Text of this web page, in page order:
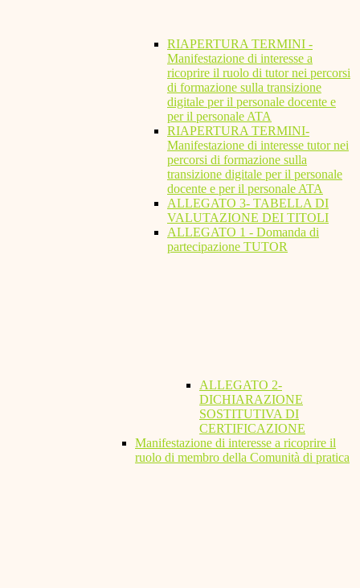
RIAPERTURA TERMINI -
Manifestazione di interesse a
ricoprire il ruolo di tutor nei percorsi
di formazione sulla transizione
digitale per il personale docente e
per il personale ATA
RIAPERTURA TERMINI-
Manifestazione di interesse tutor nei
percorsi di formazione sulla
transizione digitale per il personale
docente e per il personale ATA
ALLEGATO 3- TABELLA DI
VALUTAZIONE DEI TITOLI
ALLEGATO 1 - Domanda di
partecipazione TUTOR
ALLEGATO 2-
DICHIARAZIONE
SOSTITUTIVA DI
CERTIFICAZIONE
Manifestazione di interesse a ricoprire il
ruolo di membro della Comunità di pratica